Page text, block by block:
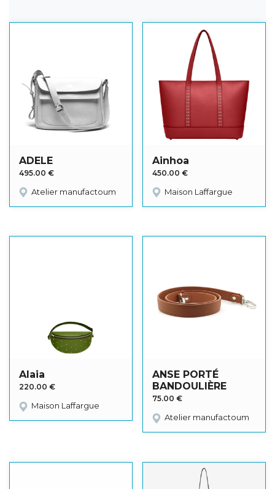
ADELE
495.00 €
Atelier manufactoum
Ainhoa
450.00€
Maison Laffargue
Alaia
220.00 €
Maison Laffargue
ANSE PORTÉ
BANDOULIÈRE
75.00€
Atelier manufactoum